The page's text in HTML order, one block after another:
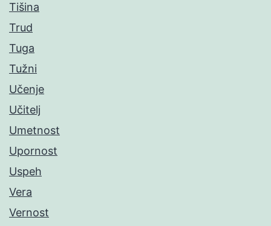
Tišina
Trud
Tuga
Tužni
Učenje
Učitelj
Umetnost
Upornost
Uspeh
Vera
Vernost